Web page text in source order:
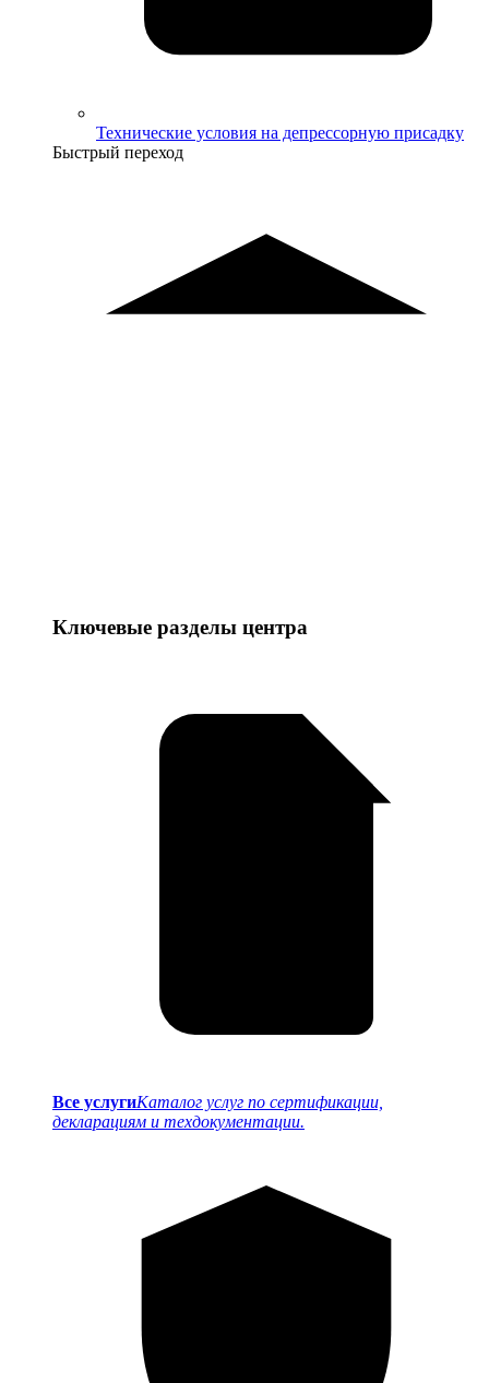
Технические условия на депрессорную присадку
Быстрый переход
Ключевые разделы центра
Все услугиКаталог услуг по сертификации,
декларациям и техдокументации.